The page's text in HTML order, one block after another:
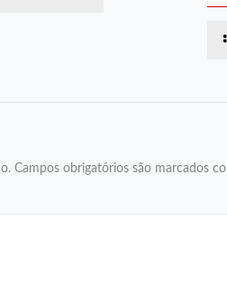
Campos obrigatórios são marcados